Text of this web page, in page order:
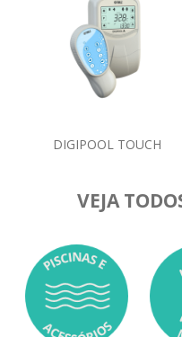
DIGIPOOL TOUCH
VEJA